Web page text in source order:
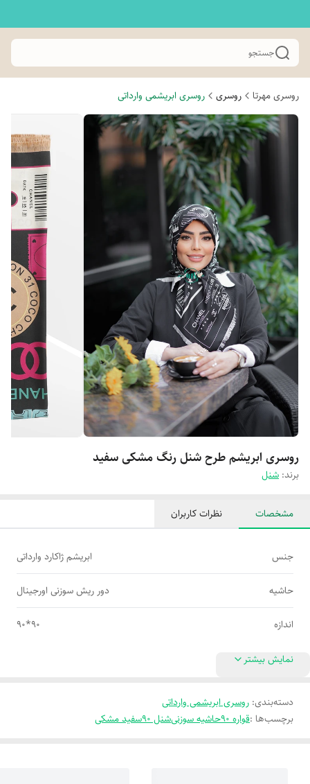
جستجو
روسری مهرتا روسری روسری ابریشمی وارداتی
روسری ابریشم طرح شنل رنگ مشکی سفید
برند: شنل
مشخصات نظرات کاربران
جنس ابریشم ژاکارد وارداتی
حاشیه دور ریش سوزنی اورجینال
اندازه 90*90
نمایش بیشتر
دسته‌بندی: روسری ابریشمی وارداتی
برچسب‌ها :قواره 90 حاشیه سوزنیشنل 90 سفید مشکی